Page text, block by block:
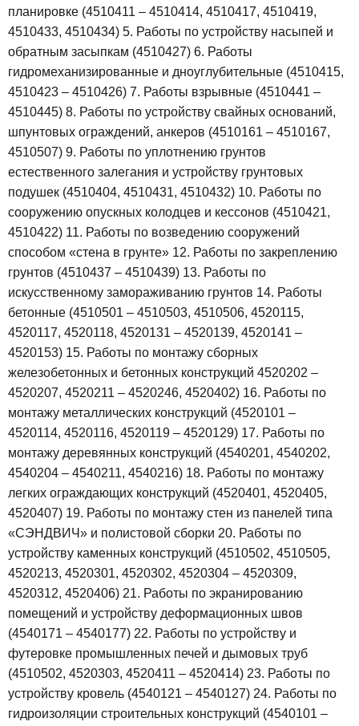
планировке (4510411 – 4510414, 4510417, 4510419,
4510433, 4510434) 5. Работы по устройству насыпей и
обратным засыпкам (4510427) 6. Работы
гидромеханизированные и дноуглубительные (4510415,
4510423 – 4510426) 7. Работы взрывные (4510441 –
4510445) 8. Работы по устройству свайных оснований,
шпунтовых ограждений, анкеров (4510161 – 4510167,
4510507) 9. Работы по уплотнению грунтов
естественного залегания и устройству грунтовых
подушек (4510404, 4510431, 4510432) 10. Работы по
сооружению опускных колодцев и кессонов (4510421,
4510422) 11. Работы по возведению сооружений
способом «стена в грунте» 12. Работы по закреплению
грунтов (4510437 – 4510439) 13. Работы по
искусственному замораживанию грунтов 14. Работы
бетонные (4510501 – 4510503, 4510506, 4520115,
4520117, 4520118, 4520131 – 4520139, 4520141 –
4520153) 15. Работы по монтажу сборных
железобетонных и бетонных конструкций 4520202 –
4520207, 4520211 – 4520246, 4520402) 16. Работы по
монтажу металлических конструкций (4520101 –
4520114, 4520116, 4520119 – 4520129) 17. Работы по
монтажу деревянных конструкций (4540201, 4540202,
4540204 – 4540211, 4540216) 18. Работы по монтажу
легких ограждающих конструкций (4520401, 4520405,
4520407) 19. Работы по монтажу стен из панелей типа
«СЭНДВИЧ» и полистовой сборки 20. Работы по
устройству каменных конструкций (4510502, 4510505,
4520213, 4520301, 4520302, 4520304 – 4520309,
4520312, 4520406) 21. Работы по экранированию
помещений и устройству деформационных швов
(4540171 – 4540177) 22. Работы по устройству и
футеровке промышленных печей и дымовых труб
(4510502, 4520303, 4520411 – 4520414) 23. Работы по
устройству кровель (4540121 – 4540127) 24. Работы по
гидроизоляции строительных конструкций (4540101 –